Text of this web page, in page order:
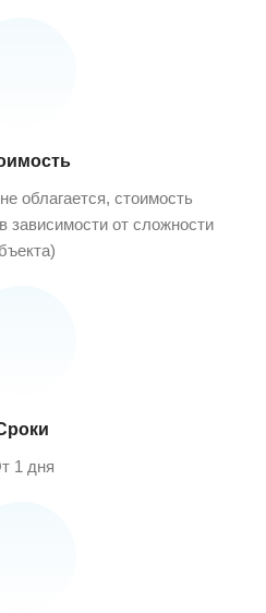
облагается, стоимость
зависимости от сложности
1 дня